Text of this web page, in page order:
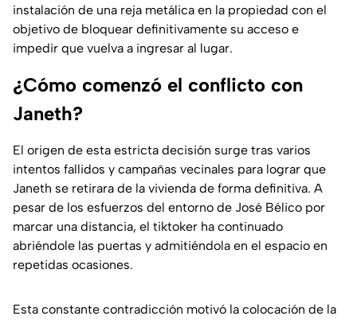
instalación de una reja metálica en la propiedad con el
objetivo de bloquear definitivamente su acceso e
impedir que vuelva a ingresar al lugar.
¿Cómo comenzó el conflicto con
Janeth?
El origen de esta estricta decisión surge tras varios
intentos fallidos y campañas vecinales para lograr que
Janeth se retirara de la vivienda de forma definitiva. A
pesar de los esfuerzos del entorno de José Bélico por
marcar una distancia, el tiktoker ha continuado
abriéndole las puertas y admitiéndola en el espacio en
repetidas ocasiones.
Esta constante contradicción motivó la colocación de la